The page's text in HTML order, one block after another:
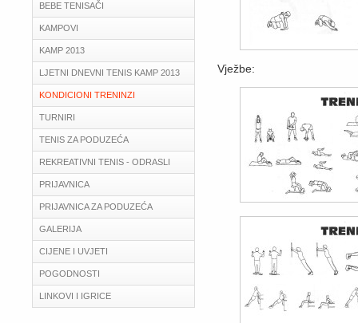
BEBE TENISAČI
KAMPOVI
KAMP 2013
LJETNI DNEVNI TENIS KAMP 2013
KONDICIONI TRENINZI
TURNIRI
TENIS ZA PODUZEĆA
REKREATIVNI TENIS - ODRASLI
PRIJAVNICA
PRIJAVNICA ZA PODUZEĆA
GALERIJA
CIJENE I UVJETI
POGODNOSTI
LINKOVI I IGRICE
Vježbe: